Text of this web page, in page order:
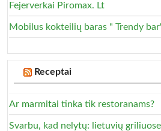
Fejerverkai Piromax. Lt
Mobilus kokteilių baras " Trendy
Receptai
Ar marmitai tinka tik restoranams?
Svarbu, kad nelytų: lietuvių